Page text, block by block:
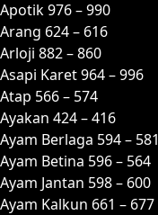
Apotik 976 – 990
Arang 624 – 616
Arloji 882 – 860
Asapi Karet 964 – 996
Atap 566 – 574
Ayakan 424 – 416
Ayam Berlaga 594 – 581
Ayam Betina 596 – 564
Ayam Jantan 598 – 600
Ayam Kalkun 661 – 677